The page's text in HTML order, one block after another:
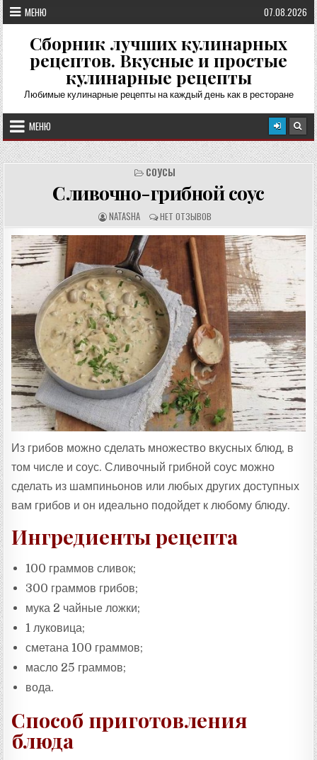
Перейти
к
содержимому
МЕНЮ 07.08.2026
Сборник лучших кулинарных
рецептов. Вкусные и простые
кулинарные рецепты
Любимые кулинарные рецепты на каждый день как в ресторане
МЕНЮ
СОУСЫ
Сливочно-грибной соус
А
В
Т
Е
Ц
Е
П
Т
А
:
NATASHA О
Т
З
В
:
НЕТ ОТЗЫВОВ
Из грибов можно сделать множество вкусных блюд, в
том числе и соус. Сливочный грибной соус можно
сделать из шампиньонов или любых других доступных
вам грибов и он идеально подойдет к любому блюду.
Ингредиенты рецепта
100 граммов сливок;
300 граммов грибов;
мука 2 чайные ложки;
1 луковица;
сметана 100 граммов;
масло 25 граммов;
вода.
Способ приготовления
блюда